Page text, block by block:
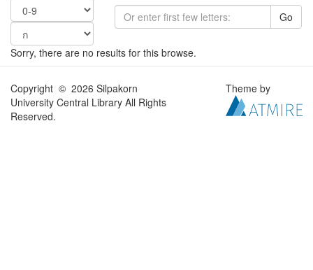
Go
Sorry, there are no results for this browse.
Copyright © 2026 Silpakorn
University Central Library All Rights
Reserved.
Theme by